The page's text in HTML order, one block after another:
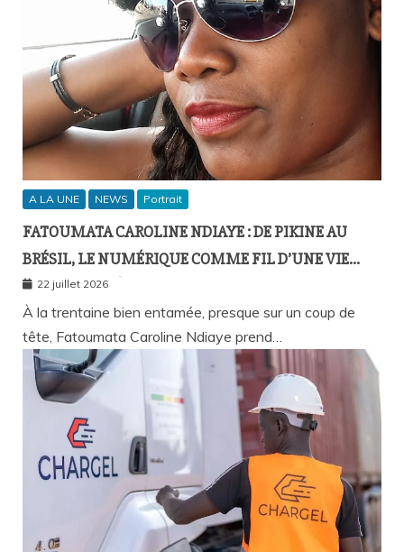
A LA UNE NEWS Portrait
FATOUMATA CAROLINE NDIAYE : DE PIKINE AU
BRÉSIL, LE NUMÉRIQUE COMME FIL D’UNE VIE
SANS FRONTIÈRES
22 juillet 2026
À la trentaine bien entamée, presque sur un coup de
tête, Fatoumata Caroline Ndiaye prend…